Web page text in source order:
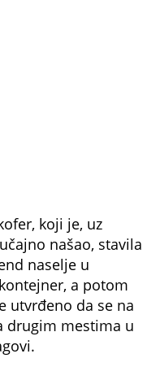
što je telo
pre ubistva živela
Nakon što se
je sa komšinicom
u prilog govore i